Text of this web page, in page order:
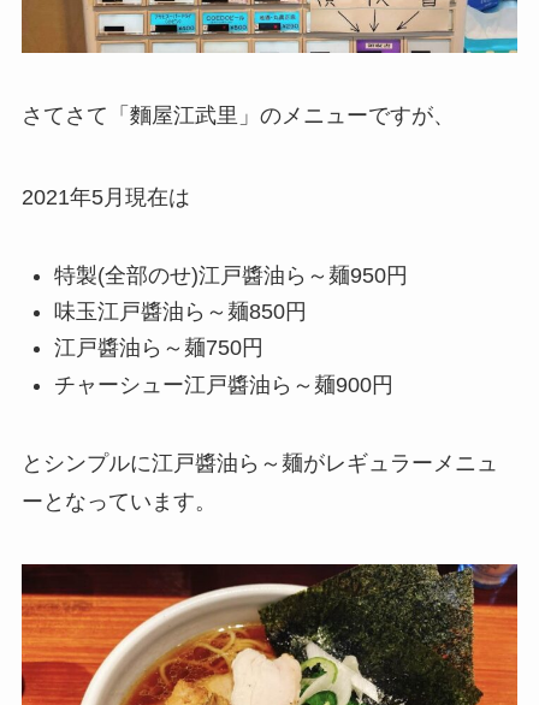
さてさて「麵屋江武里」のメニューですが、
2021年5月現在は
特製(全部のせ)江戸醬油ら～麺950円
味玉江戸醬油ら～麺850円
江戸醬油ら～麺750円
チャーシュー江戸醬油ら～麺900円
とシンプルに江戸醬油ら～麺がレギュラーメニュ
ーとなっています。